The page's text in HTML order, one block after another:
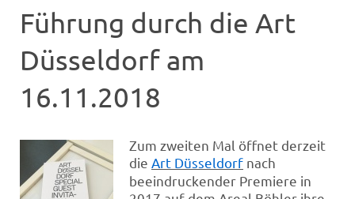
Führung durch die Art
Düsseldorf am
16.11.2018
Zum zweiten Mal öffnet derzeit
die Art Düsseldorf nach
beeindruckender Premiere in